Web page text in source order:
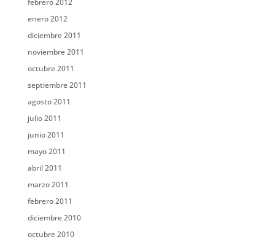
febrero 2012
enero 2012
diciembre 2011
noviembre 2011
octubre 2011
septiembre 2011
agosto 2011
julio 2011
junio 2011
mayo 2011
abril 2011
marzo 2011
febrero 2011
diciembre 2010
octubre 2010